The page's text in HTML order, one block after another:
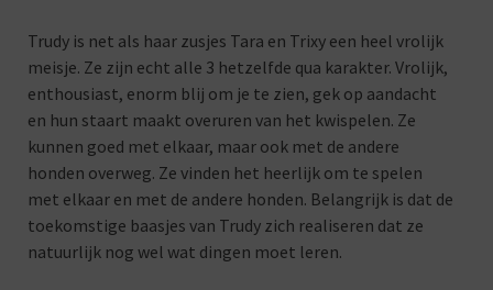
Trudy is net als haar zusjes Tara en Trixy een heel vrolijk
meisje. Ze zijn echt alle 3 hetzelfde qua karakter. Vrolijk,
enthousiast, enorm blij om je te zien, gek op aandacht
en hun staart maakt overuren van het kwispelen. Ze
kunnen goed met elkaar, maar ook met de andere
honden overweg. Ze vinden het heerlijk om te spelen
met elkaar en met de andere honden. Belangrijk is dat de
toekomstige baasjes van Trudy zich realiseren dat ze
natuurlijk nog wel wat dingen moet leren.